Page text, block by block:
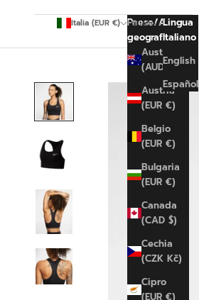
Italia (EUR €) Paese/Area
geografica
Australia
(AUD $)
Austria
(EUR €)
Belgio
(EUR €)
Bulgaria
(EUR €)
Canada
(CAD $)
Cechia
(CZK Kč)
Cipro
(EUR €)
Italiano Lingua
Italiano
English
Español